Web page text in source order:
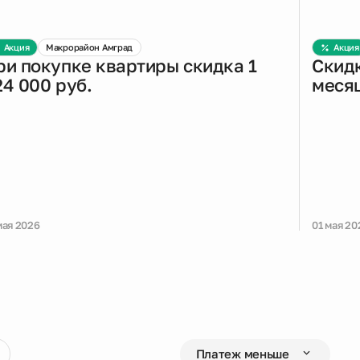
Акция Макрорайон Амград
покупке квартиры скидка 1
000 руб.
2026
Акция
01 мая